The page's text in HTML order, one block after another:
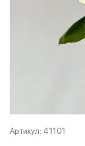
Артикул: 41101